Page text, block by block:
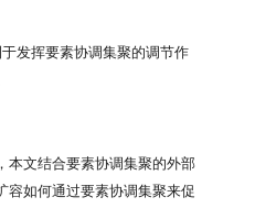
发挥要素协调集聚的调节作
本文结合要素协调集聚的外部
容如何通过要素协调集聚来促